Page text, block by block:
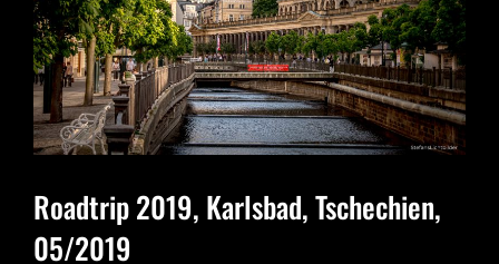
Roadtrip 2019, Karlsbad, Tschechien,
05/2019